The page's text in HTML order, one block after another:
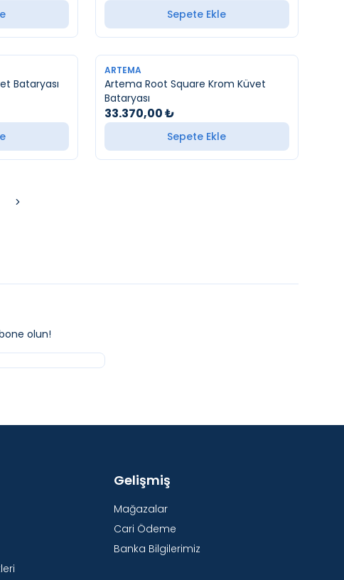
Sepete Ekle
Küvet Bataryası
YENI
ARTEMA
Artema Root Square Krom Küvet
Bataryası
33.370,00₺
Sepete Ekle
olun!
Gelişmiş
Mağazalar
Cari Ödeme
Banka Bilgilerimiz